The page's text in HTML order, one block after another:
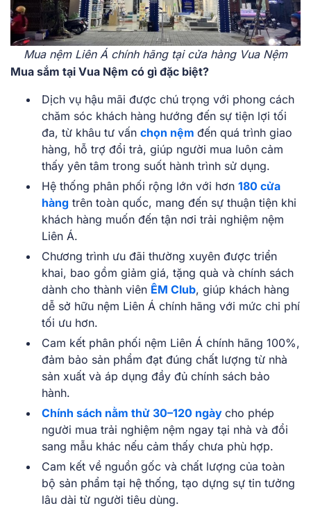
Mua nệm Liên Á chính hãng tại cửa hàng Vua Nệm
Mua sắm tại Vua Nệm có gì đặc biệt?
Dịch vụ hậu mãi được chú trọng với phong cách
chăm sóc khách hàng hướng đến sự tiện lợi tối
đa, từ khâu tư vấn chọn nệm đến quá trình giao
hàng, hỗ trợ đổi trả, giúp người mua luôn cảm
thấy yên tâm trong suốt hành trình sử dụng.
Hệ thống phân phối rộng lớn với hơn 180 cửa
hàng trên toàn quốc, mang đến sự thuận tiện khi
khách hàng muốn đến tận nơi trải nghiệm nệm
Liên Á.
Chương trình ưu đãi thường xuyên được triển
khai, bao gồm giảm giá, tặng quà và chính sách
dành cho thành viên ÊM Club, giúp khách hàng
dễ sở hữu nệm Liên Á chính hãng với mức chi phí
tối ưu hơn.
Cam kết phân phối nệm Liên Á chính hãng 100%,
đảm bảo sản phẩm đạt đúng chất lượng từ nhà
sản xuất và áp dụng đầy đủ chính sách bảo
hành.
Chính sách nằm thử 30–120 ngày cho phép
người mua trải nghiệm nệm ngay tại nhà và đổi
sang mẫu khác nếu cảm thấy chưa phù hợp.
Cam kết về nguồn gốc và chất lượng của toàn
bộ sản phẩm tại hệ thống, tạo dựng sự tin tưởng
lâu dài từ người tiêu dùng.